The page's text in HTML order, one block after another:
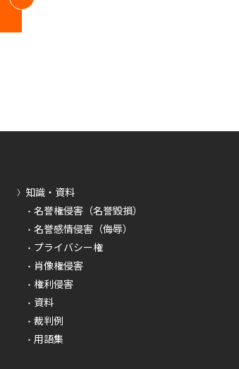
知識・資料
名誉権侵害（名誉毀損）
名誉感情侵害（侮辱）
プライバシー権
肖像権侵害
権利侵害
資料
裁判例
用語集